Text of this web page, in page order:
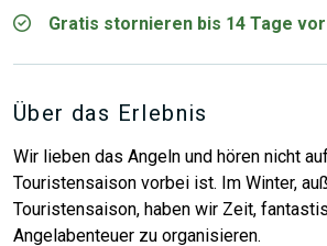
Gratis stornieren bis 14 Tage
Über das Erlebnis
Wir lieben das Angeln und hören nicht
Touristensaison vorbei ist. Im Winter,
Touristensaison, haben wir Zeit,
Angelabenteuer zu organisieren.